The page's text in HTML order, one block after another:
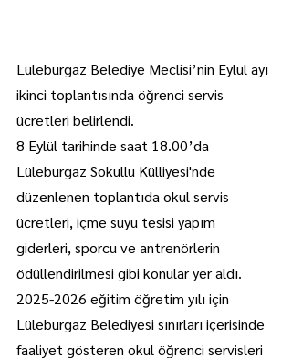
Lüleburgaz Belediye Meclisi’nin Eylül ayı
ikinci toplantısında öğrenci servis
ücretleri belirlendi.
8 Eylül tarihinde saat 18.00’da
Lüleburgaz Sokullu Külliyesi'nde
düzenlenen toplantıda okul servis
ücretleri, içme suyu tesisi yapım
giderleri, sporcu ve antrenörlerin
ödüllendirilmesi gibi konular yer aldı.
2025-2026 eğitim öğretim yılı için
Lüleburgaz Belediyesi sınırları içerisinde
faaliyet gösteren okul öğrenci servisleri